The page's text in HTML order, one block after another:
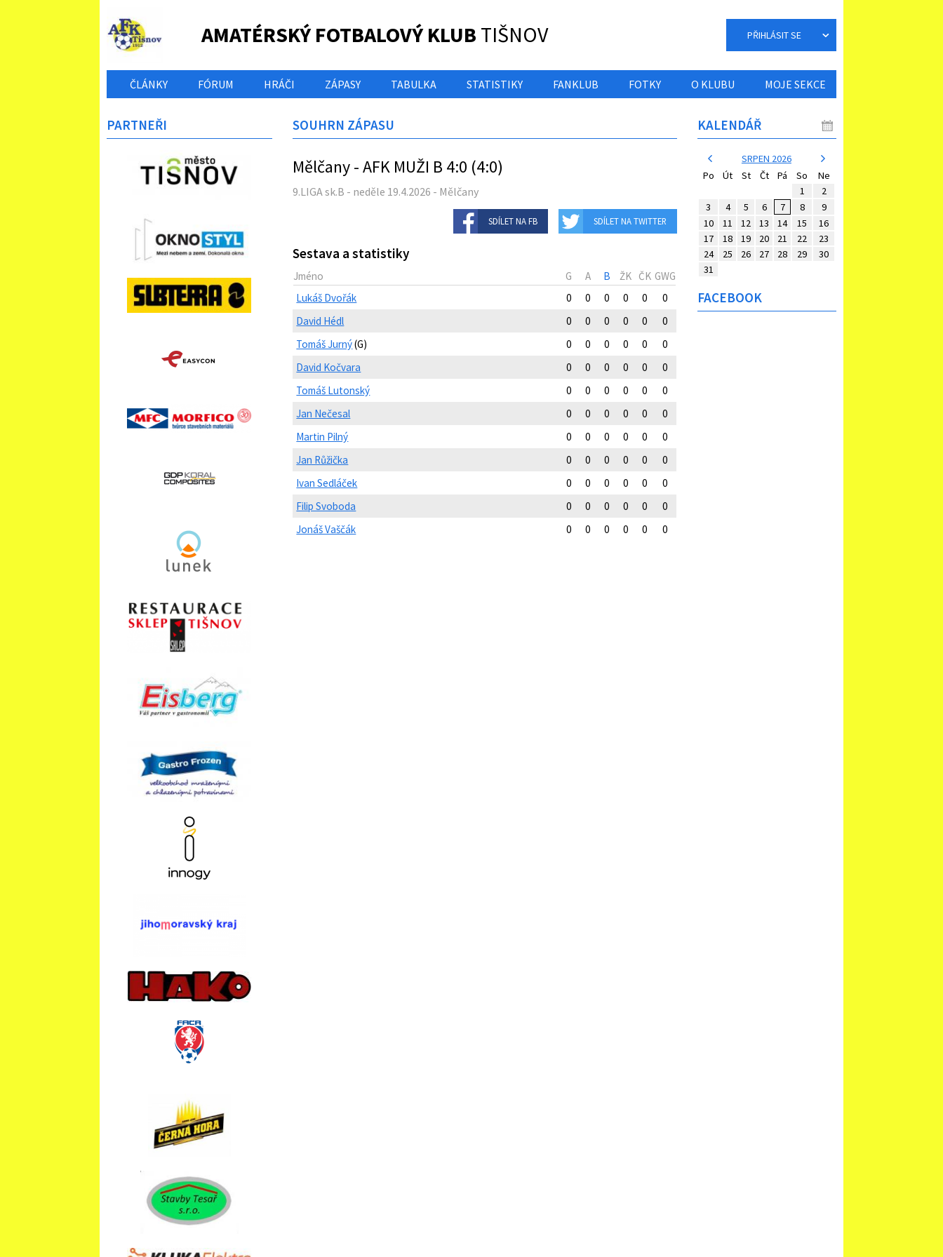
AMATÉRSKÝ FOTBALOVÝ KLUB TIŠNOV PŘIHLÁSIT SE
ČLÁNKY FÓRUM HRÁČI ZÁPASY TABULKA STATISTIKY FANKLUB FOTKY O KLUBU MOJE SEKCE
SOUHRN ZÁPASU
Mělčany - AFK MUŽI B 4:0 (4:0)
9.LIGA sk.B - neděle 19.4.2026 - Mělčany
SDÍLET NA FB SDÍLET NA TWITTER
Sestava a statistiky
Jméno G A B ŽK ČK GWG
Lukáš Dvořák
0 0 0 0 0
0
David Hédl
0 0 0 0 0
0
Tomáš Jurný(G) 0 0 0 0 0
0
David Kočvara
0 0 0 0 0
0
Tomáš Lutonský
0 0 0 0 0
0
Jan Nečesal
0 0 0 0 0
0
Martin Pilný
0 0 0 0 0
0
Jan Růžička
0 0 0 0 0
0
Ivan Sedláček
0 0 0 0 0
0
Filip Svoboda
0 0 0 0 0
0
Jonáš Vaščák
0 0 0 0 0 0
PARTNEŘI KALENDÁŘ
SRPEN 2026
Po
Út St Čt Pá So
Ne
1
2
3
4 5 6 7 8
9
10
11 12 13 14 15
16
17
18 19 20 21 22
23
24
25 26 27 28 29
30
31
FACEBOOK